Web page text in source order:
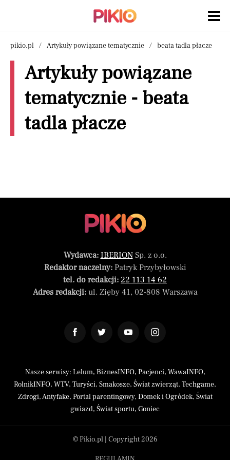
pikio.pl Artykuły powiązane tematycznie beata tadla płacze
Artykuły powiązane
tematycznie - beata
tadla płacze
Wydawca: IBERIONSp. z o.o.
Redaktor naczelny:Patryk Przybyłowski
tel. do redakcji: 22 113 14 62
Adres redakcji:ul. Zięby 41, 02-808 Warszawa
Nasze serwisy: Lelum, BiznesINFO, Pacjenci, WawaINFO,
RolnikINFO, WTV, Turyści, Smakosze, Świat zwierząt, Techgame,
Zdrogi,Antyfake, Portal parentingowy, Domek i Ogródek, Świat
gwiazd, Świat sportu, Goniec
© Pikio.pl | Copyright 2026